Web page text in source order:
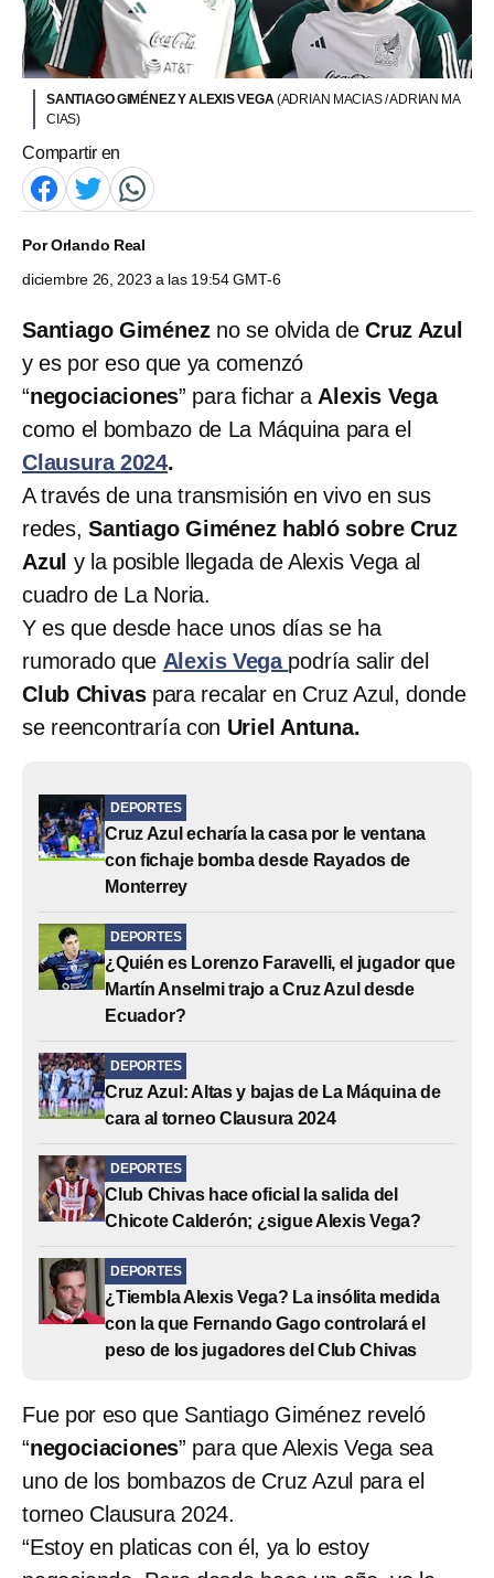
SANTIAGO GIMÉNEZ Y ALEXIS VEGA(ADRIAN MACIAS / ADRIAN MA
CIAS)
Compartir en
PorOrlando Real
diciembre 26, 2023 a las 19:54 GMT-6
Santiago Giménezno se olvida deCruz Azul
y es por eso que ya comenzó
“negociaciones” para fichar a Alexis Vega
como el bombazo de La Máquina para el
Clausura 2024.
A través de una transmisión en vivo en sus
redes,Santiago Giménez habló sobre Cruz
Azul y la posible llegada de Alexis Vega al
cuadro de La Noria.
Y es que desde hace unos días se ha
rumorado que Alexis Vega podría salir del
Club Chivaspara recalar en Cruz Azul, donde
se reencontraría con Uriel Antuna.
DEPORTES
Cruz Azul echaría la casa por le ventana
con fichaje bomba desde Rayados de
Monterrey
DEPORTES
¿Quién es Lorenzo Faravelli, el jugador que
Martín Anselmi trajo a Cruz Azul desde
Ecuador?
DEPORTES
Cruz Azul: Altas y bajas de La Máquina de
cara al torneo Clausura 2024
DEPORTES
Club Chivas hace oficial la salida del
Chicote Calderón; ¿sigue Alexis Vega?
DEPORTES
¿Tiembla Alexis Vega? La insólita medida
con la que Fernando Gago controlará el
peso de los jugadores del Club Chivas
Fue por eso que Santiago Giménez reveló
“negociaciones” para que Alexis Vega sea
uno de los bombazos de Cruz Azul para el
torneo Clausura 2024.
“Estoy en platicas con él, ya lo estoy